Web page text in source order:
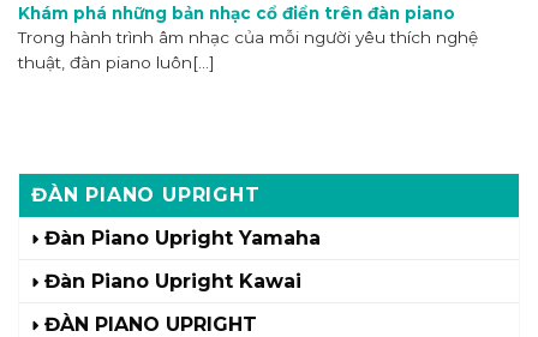
ĐÀN PIANO UPRIGHT
Đàn Piano Upright Yamaha
Đàn Piano Upright Kawai
ĐÀN PIANO UPRIGHT
Khám phá những bản nhạc cổ điển trên đàn piano
Trong hành trình âm nhạc của mỗi người yêu thích nghệ
thuật, đàn piano luôn[...]